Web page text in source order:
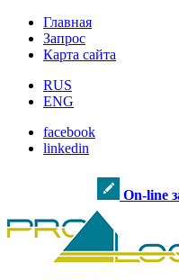
Главная
Запрос
Карта сайта
RUS
ENG
facebook
linkedin
On-line